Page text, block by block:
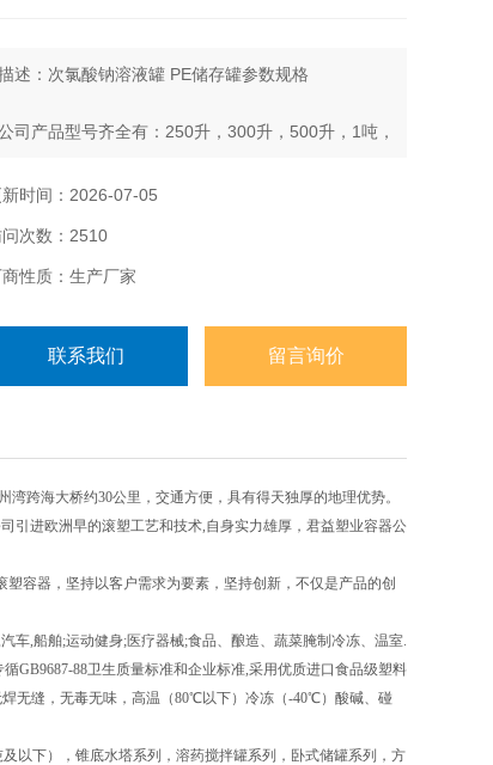
述：次氯酸钠溶液罐 PE储存罐参数规格
司产品型号齐全有：250升，300升，500升，1吨，
吨，25吨，30吨，40吨，50吨
时间：2026-07-05
次数：2510
商性质：生产厂家
联系我们 留言询价
跨海大桥约30公里，交通方便，具有得天独厚的地理优势。
引进欧洲早的滚塑工艺和技术,自身实力雄厚，君益塑业容器公
容器，坚持以客户需求为要素，坚持创新，不仅是产品的创
,船舶;运动健身;医疗器械;食品、酿造、蔬菜腌制冷冻、温室.
GB9687-88卫生质量标准和企业标准,采用优质进口食品级塑料
无缝，无毒无味，高温（80℃以下）冷冻（-40℃）酸碱、碰
以下），锥底水塔系列，溶药搅拌罐系列，卧式储罐系列，方